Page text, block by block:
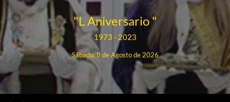
"L Aniversario "
1973 - 2023
Sábado, 8 de Agosto de 2026